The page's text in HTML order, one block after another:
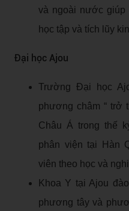
và ngoài nước giúp
học tập và tích lũy
Đại học Ajou
Trường Đại học
phương châm “ trở
Châu Á trong thế
phân viện tại Hàn
viên theo học và
Khoa Y tại Ajou
phương tây và